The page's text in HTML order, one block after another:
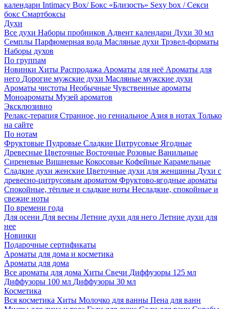
календари Intimacy Box/ Бокс «Близость» Sexy box / Секси
бокс Смартбоксы
Духи
Все духи Наборы пробников Адвент календари Духи 30 мл
Семплы Парфюмерная вода Масляные духи Трэвел-форматы
Наборы духов
По группам
Новинки Хиты Распродажа Ароматы для неё Ароматы для
него Дорогие мужские духи Масляные мужские духи
Ароматы чистоты Необычные Чувственные ароматы
Моноароматы Музей ароматов
Эксклюзивно
Релакс-терапия Странное, но гениальное Азия в нотах Только
на сайте
По нотам
Фруктовые Пудровые Сладкие Цитрусовые Ягодные
Древесные Цветочные Восточные Розовые Ванильные
Сиреневые Вишневые Кокосовые Кофейные Карамельные
Сладкие духи женские Цветочные духи для женщины Духи с
древесно-цитрусовым ароматом Фруктово-ягодные ароматы
Спокойные, тёплые и сладкие ноты Несладкие, спокойные и
свежие ноты
По времени года
Для осени Для весны Летние духи для него Летние духи для
нее
Новинки
Подарочные сертификаты
Ароматы для дома и косметика
Ароматы для дома
Все ароматы для дома Хиты Свечи Диффузоры 125 мл
Диффузоры 100 мл Диффузоры 30 мл
Косметика
Вся косметика Хиты Молочко для ванны Пена для ванн